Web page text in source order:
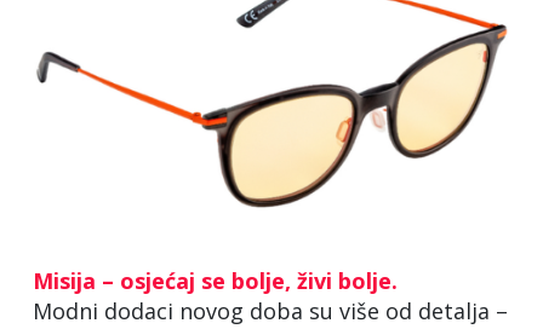
Misija – osjećaj se bolje, živi bolje.
Modni dodaci novog doba su više od detalja –